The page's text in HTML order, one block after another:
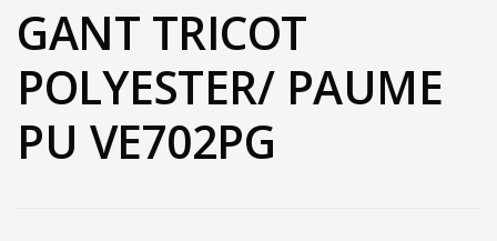
GANT TRICOT
POLYESTER/ PAUME
PU VE702PG